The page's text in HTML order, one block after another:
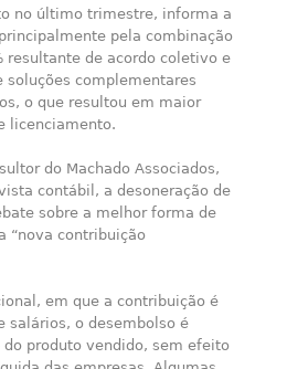
no último trimestre, informa a
pela combinação
resultante de acordo coletivo e
soluções complementares
o que resultou em maior
licenciamento.
do Machado Associados,
contábil, a desoneração de
sobre a melhor forma de
“nova contribuição
em que a contribuição é
salários, o desembolso é
produto vendido, sem efeito